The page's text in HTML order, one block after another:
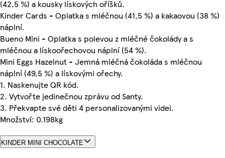
(42,5 %) a kousky lískových oříšků.
Kinder Cards - Oplatka s mléčnou (41,5 %) a kakaovou (38 %)
náplní.
Bueno Mini - Oplatka s polevou z mléčné čokolády a s
mléčnou a lískoořechovou náplní (54 %).
Mini Eggs Hazelnut - Jemná mléčná čokoláda s mléčnou
náplní (49,5 %) a lískovými ořechy.
1. Naskenujte QR kód.
2. Vytvořte jedinečnou zprávu od Santy.
3. Překvapte své děti 4 personalizovanými videi.
Množství: 0.198kg
KINDER MINI CHOCOLATE